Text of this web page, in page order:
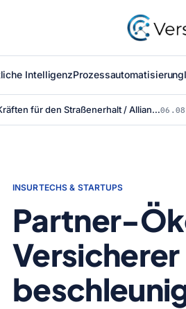
IntelligenzProzessautomatisierung
Mit vereinten Kräften für den Straßenerhalt / Allianz für #BESSERESTRASSEN ge...
INSURTECHS & STARTUPS
Partner-